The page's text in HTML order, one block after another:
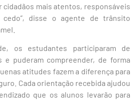
cidadãos mais atentos, responsáveis
cedo”, disse o agente de trânsito
os estudantes participaram de
e puderam compreender, de forma
atitudes fazem a diferença para
Cada orientação recebida ajudou
que os alunos levarão para